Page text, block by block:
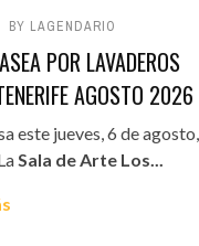
BY LAGENDARIO
POR LAVADEROS
AGOSTO 2026
este jueves, 6 de agosto,
La Sala de Arte Los...